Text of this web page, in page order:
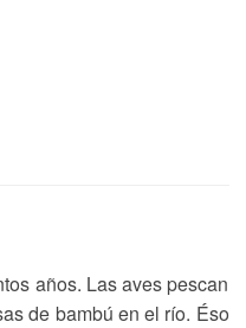
años. Las aves pescan
de bambú en el río. Éso